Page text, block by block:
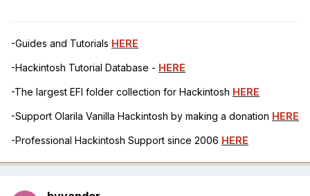
-Guides and Tutorials HERE
-Hackintosh Tutorial Database - HERE
-The largest EFI folder collection for Hackintosh HERE
-Support Olarila Vanilla Hackintosh by making a donation HERE
-Professional Hackintosh Support since 2006 HERE